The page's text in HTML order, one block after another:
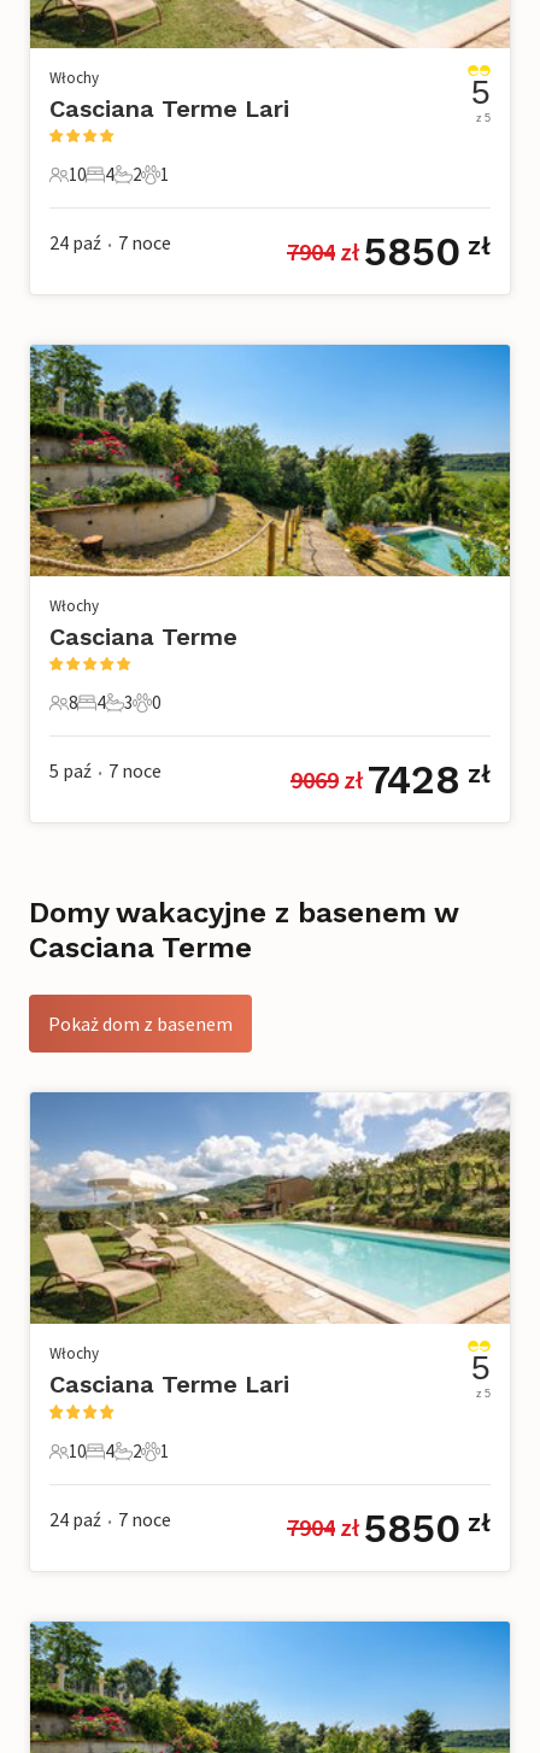
Włochy
Casciana Terme Lari
10 Goście
10
4 Sypialnie
4
2 Łazienki
2
1 Zwierzę domowe
1
5
z 5
24 paź • 7 noce 7904 zł 5850 zł
Włochy
Casciana Terme
8 Goście
8
4 Sypialnie
4
3 Łazienki
3
0 Zwierzęta domowe
0
5 paź • 7 noce 9069 zł 7428 zł
Domy wakacyjne z basenem w
Casciana Terme
Pokaż dom z basenem
Włochy
Casciana Terme Lari
10 Goście
10
4 Sypialnie
4
2 Łazienki
2
1 Zwierzę domowe
1
5
z 5
24 paź • 7 noce 7904 zł 5850 zł